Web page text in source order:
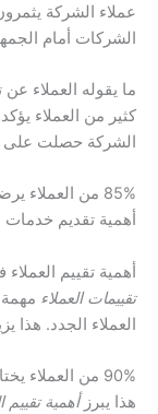
عملاء الشركة
الشركات أمام
ما يقوله العملاء عن
كثير من العملاء
الشركة حصلت على تقييم 4.5 من 5 على
85% من
أهمية تقديم خدمات
أهمية تقييم
تقييمات العملاء مهمة
العملاء الجدد.
90% من العملاء يختارون الشركات بناءً على تقييمات الآخرين
هذا يبرزأهمية